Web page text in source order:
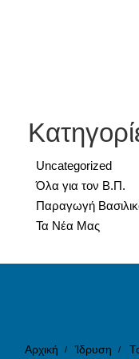
Uncategorized
Όλα για τον Β.Π.
Παραγωγή
Τα Νέα Μας
Αρχική Ίδρυση